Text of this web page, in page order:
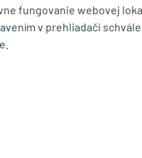
Kontakty
fungovanie webovej
v prehliadači